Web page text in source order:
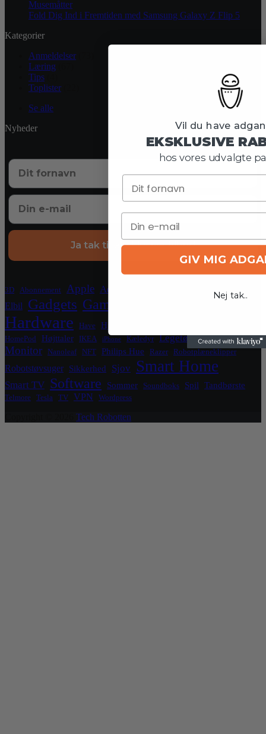
Musemåtter
Fold Dig Ind i Fremtiden med Samsung Galaxy Z Flip 5
Kategorier
Anmeldelser
Læring
Tips
Toplister
Se alle
Nyheder
Ja tak til eksklusive tilbud
3D Abonnement Apple Aqara
Elbil Gadgets Gaming
Hardware Have Hjemmekontor
HomePod
Højttaler IKEA iPhone Kæledyr Legetøj Luftrenser
Monitor Nanoleaf NFT Philips Hue Razer Robotplæneklipper
Robotstøvsuger Sikkerhed Sjov Smart Home
Smart TV Software Sommer Soundboks Spil Tandbørste
Telmore Tesla TV VPN Wordpress
Tech Robotten
Vil du have
EKSKLUSIVE
hos vores udvalgte
GIV MIG
Nej tak..